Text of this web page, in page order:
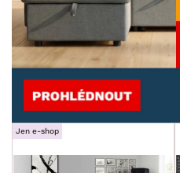
Jen e-shop